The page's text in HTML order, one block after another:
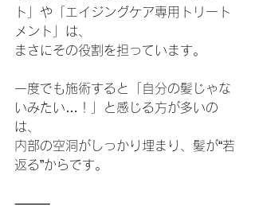
ト」や「エイジングケア専用トリート
メント」は、
まさにその役割を担っています。
一度でも施術すると「自分の髪じゃな
いみたい…！」と感じる方が多いの
は、
内部の空洞がしっかり埋まり、髪が“若
返る”からです。
⸻